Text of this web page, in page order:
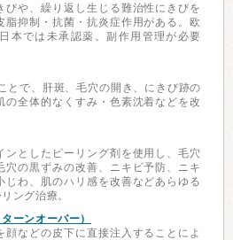
びや、繰り返し生じる難治性にきびを
脂抑制・抗菌・抗炎症作用がある。欧
本では未承認薬。副作用管理が必要
とで、肝斑、毛穴の開き、にきび跡の
の全体的なくすみ・色素沈着などを改
ンとしたピーリング剤を使用し、毛穴
穴の黒ずみの改善、ニキビ予防、ニキ
じわ、肌のハリ感を改善などあらゆる
ング治療。
ーンオーバー）
などの皮下に直接注入することによ